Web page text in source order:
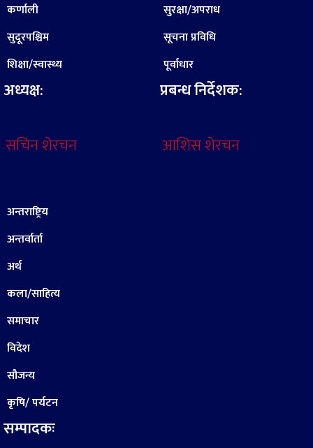
कर्णाली
सुदूरपश्चिम
शिक्षा/स्वास्थ्य
अध्यक्ष:
सचिन शेरचन
सुरक्षा/अपराध
सूचना प्रविधि
पूर्वाधार
प्रबन्ध निर्देशक:
आशिस शेरचन
अन्तराष्ट्रिय
अन्तर्वार्ता
अर्थ
कला/साहित्य
समाचार
विदेश
सौजन्य
कृषि/ पर्यटन
सम्पादकः